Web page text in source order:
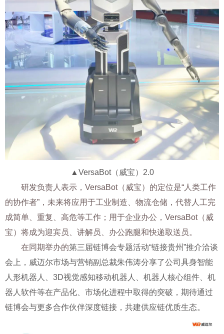
▲ VersaBot（威宝）2.0
研发负责人 表示， VersaBot（威宝） 的定位是“人类工作
的协作者”，未来将应用于工业制造、 物流仓储，代替人工完
成简单、重复、高危等工作；用于企业办公， VersaBot（威
宝）将成为迎宾员、讲解员、办公跑腿和快递取送员。
在同期举办的第三届链博会专题活动“链接贵州”推介洽谈
会上，威迈尔市场与营销副总裁朱伟涛分享了公司具身智能
人形机器人、3D视觉感知移动机器人、机器人核心组件、机
器人软件等在产品化、市场化进程中取得的突破，期待通过
链博会与更多合作伙伴深度链接，共建供应链优质生态。